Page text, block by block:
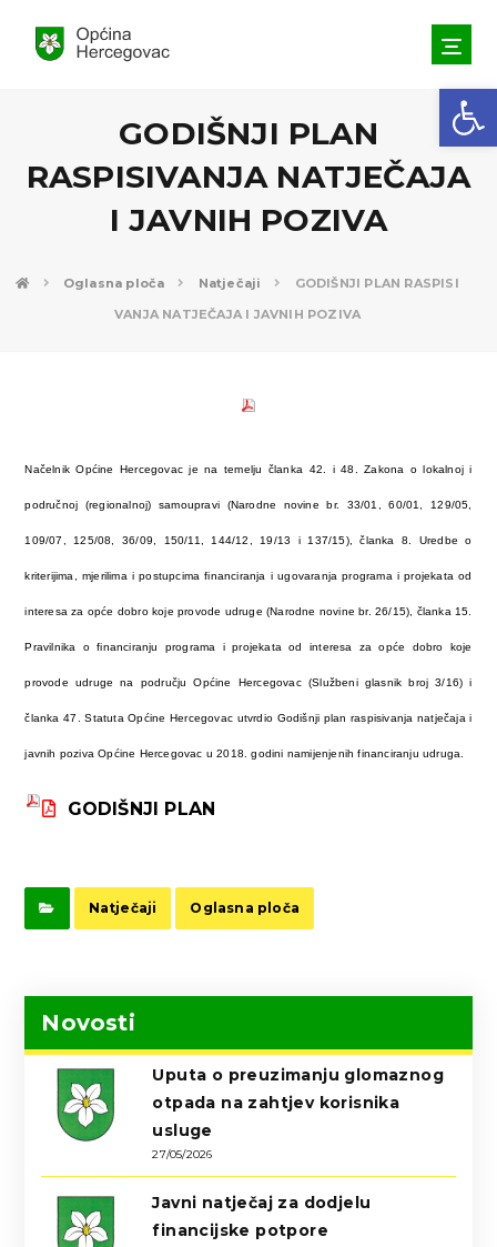
Open toolbar
GODIŠNJI PLAN
RASPISIVANJA NATJEČAJA
I JAVNIH POZIVA
Oglasna ploča Natječaji
GODIŠNJI PLAN RASPISI
VANJA NATJEČAJA I JAVNIH POZIVA
Načelnik Općine Hercegovac je na temelju članka 42. i 48. Zakona o lokalnoj i
područnoj (regionalnoj) samoupravi (Narodne novine br. 33/01, 60/01, 129/05,
109/07, 125/08, 36/09, 150/11, 144/12, 19/13 i 137/15), članka 8. Uredbe o
kriterijima, mjerilima i postupcima financiranja i ugovaranja programa i projekata od
interesa za opće dobro koje provode udruge (Narodne novine br. 26/15), članka 15.
Pravilnika o financiranju programa i projekata od interesa za opće dobro koje
provode udruge na području Općine Hercegovac (Službeni glasnik broj 3/16) i
članka 47. Statuta Općine Hercegovac utvrdio Godišnji plan raspisivanja natječaja i
javnih poziva Općine Hercegovac u 2018. godini namijenjenih financiranju udruga.
GODIŠNJI PLAN
Natječaji Oglasna ploča
Novosti
Uputa o preuzimanju glomaznog
otpada na zahtjev korisnika
usluge
27/05/2026
Javni natječaj za dodjelu
financijske potpore